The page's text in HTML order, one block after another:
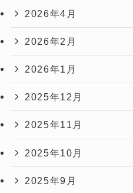
2026年4月
2026年2月
2026年1月
2025年12月
2025年11月
2025年10月
2025年9月